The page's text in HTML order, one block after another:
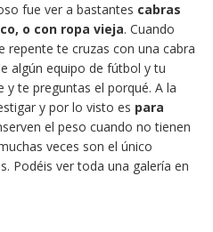
fue ver a bastantes cabras
o con ropa vieja. Cuando
repente te cruzas con una cabra
algún equipo de fútbol y tu
te preguntas el porqué. A la
y por lo visto es para
el peso cuando no tienen
veces son el único
Podéis ver toda una galería en